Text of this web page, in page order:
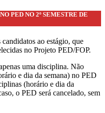
PED NO 2º SEMESTRE DE
ao estágio, que
no Projeto PED/FOP.
uma disciplina. Não
e dia da semana) no PED
(horário e dia da
o PED será cancelado, sem